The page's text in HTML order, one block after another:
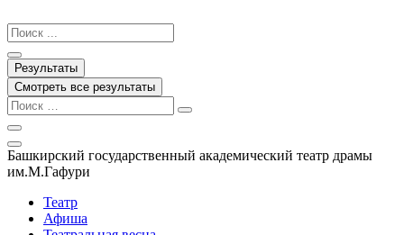
к
содержимому
Search
...
Результаты
Смотреть все результаты
Башкирский государственный академический театр драмы
им.М.Гафури
Театр
Афиша